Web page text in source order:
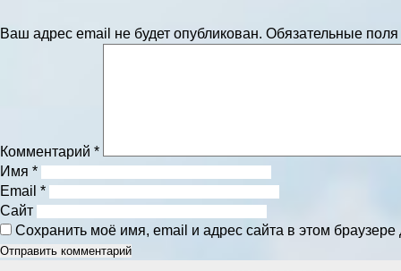
Ваш адрес email не будет опубликован. Обязательные
Комментарий *
Имя *
Email *
Сайт
Сохранить моё имя, email и адрес сайта в этом